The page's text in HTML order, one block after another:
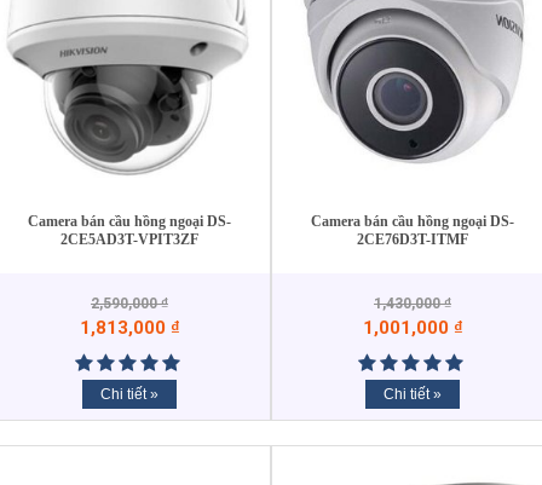
Camera bán cầu hồng ngoại DS-
2CE5AD3T-VPIT3ZF
2,590,000₫
1,813,000 ₫
Chi tiết »
Camera bán cầu hồng ngoại DS-
2CE76D3T-ITMF
1,430,000₫
1,001,000 ₫
Chi tiết »